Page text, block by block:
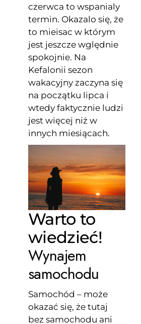
czerwca to wspanialy
termin. Okazalo się, że
to mieisac w którym
jest jeszcze wględnie
spokojnie. Na
Kefalonii sezon
wakacyjny zaczyna się
na początku lipca i
wtedy faktycznie ludzi
jest więcej niż w
innych miesiącach.
Warto to
wiedzieć!
Wynajem
samochodu
Samochód – może
okazać się, że tutaj
bez samochodu ani